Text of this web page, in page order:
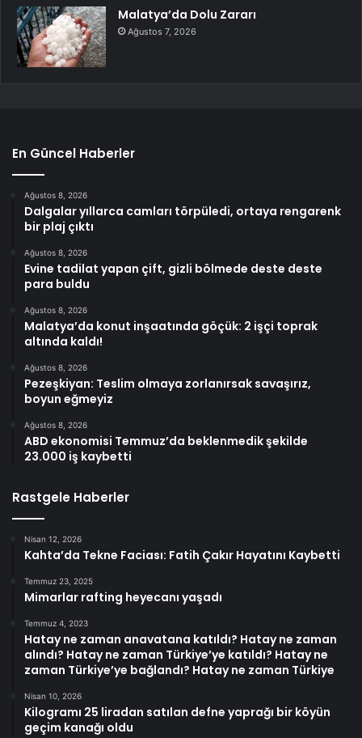
Malatya’da Dolu Zararı
Ağustos 7, 2026
En Güncel Haberler
Ağustos 8, 2026
Dalgalar yıllarca camları törpüledi, ortaya rengarenk
bir plaj çıktı
Ağustos 8, 2026
Evine tadilat yapan çift, gizli bölmede deste deste
para buldu
Ağustos 8, 2026
Malatya’da konut inşaatında göçük: 2 işçi toprak
altında kaldı!
Ağustos 8, 2026
Pezeşkiyan: Teslim olmaya zorlanırsak savaşırız,
boyun eğmeyiz
Ağustos 8, 2026
ABD ekonomisi Temmuz’da beklenmedik şekilde
23.000 iş kaybetti
Rastgele Haberler
Nisan 12, 2026
Kahta’da Tekne Faciası: Fatih Çakır Hayatını Kaybetti
Temmuz 23, 2025
Mimarlar rafting heyecanı yaşadı
Temmuz 4, 2023
Hatay ne zaman anavatana katıldı? Hatay ne zaman
alındı? Hatay ne zaman Türkiye’ye katıldı? Hatay ne
zaman Türkiye’ye bağlandı? Hatay ne zaman Türkiye
Nisan 10, 2026
Kilogramı 25 liradan satılan defne yaprağı bir köyün
geçim kanağı oldu